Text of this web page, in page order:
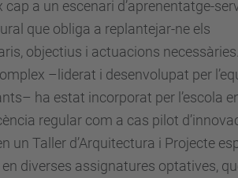
cap a un escenari d’aprenentatge-
que obliga a replantejar-ne els
objectius i actuacions
–liderat i desenvolupat per
ha estat incorporat per l’escola
regular com a cas pilot
un Taller d’Arquitectura i Projecte
diverses assignatures optatives,